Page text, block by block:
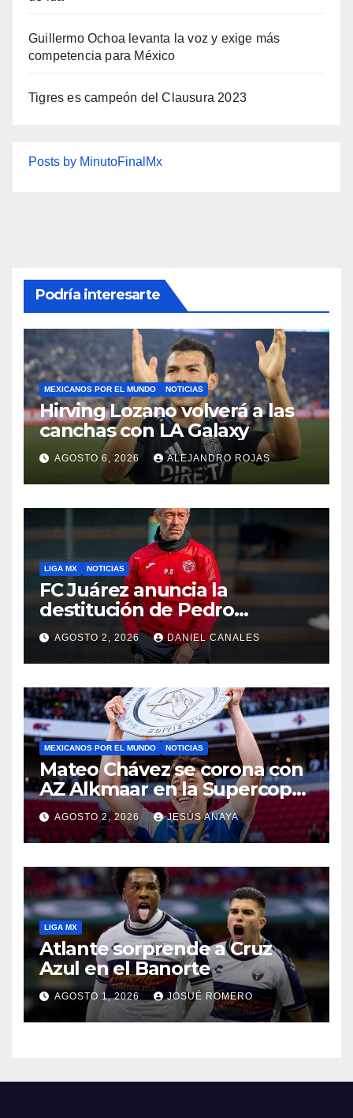
Guillermo Ochoa levanta la voz y exige más
competencia para México
Tigres es campeón del Clausura 2023
Posts by MinutoFinalMx
Podría interesarte
MEXICANOS POR EL MUNDO NOTICIAS
Hirving Lozano volverá a las
canchas con LA Galaxy
AGOSTO 6, 2026 ALEJANDRO ROJAS
LIGA MX NOTICIAS
FC Juárez anuncia la
destitución de Pedro
Caixinha
AGOSTO 2, 2026 DANIEL CANALES
MEXICANOS POR EL MUNDO NOTICIAS
Mateo Chávez se corona con
AZ Alkmaar en la Supercopa
de Países Bajos
AGOSTO 2, 2026 JESÚS ANAYA
LIGA MX
Atlante sorprende a Cruz
Azul en el Banorte
AGOSTO 1, 2026 JOSUÉ ROMERO